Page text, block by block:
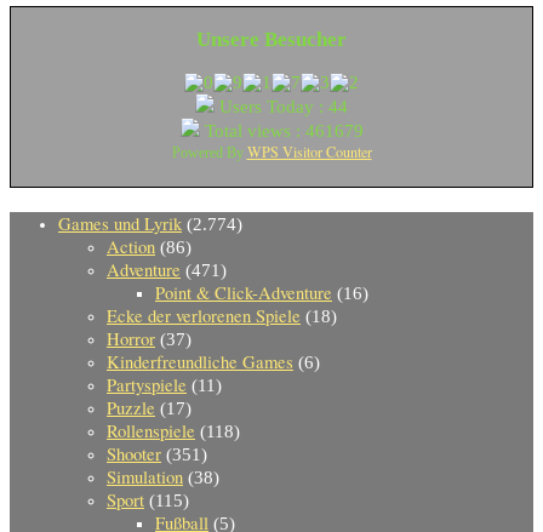
Unsere Besucher
Users Today : 44
Total views : 461679
Powered By WPS Visitor Counter
Games und Lyrik (2.774)
Action (86)
Adventure (471)
Point & Click-Adventure (16)
Ecke der verlorenen Spiele (18)
Horror (37)
Kinderfreundliche Games (6)
Partyspiele (11)
Puzzle (17)
Rollenspiele (118)
Shooter (351)
Simulation (38)
Sport (115)
Fußball (5)